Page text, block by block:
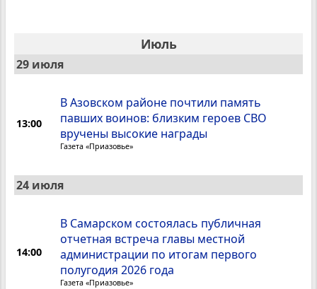
Июль
29 июля
13:00
В Азовском районе почтили память
павших воинов: близким героев СВО
вручены высокие награды
Газета «Приазовье»
24 июля
14:00
В Самарском состоялась публичная
отчетная встреча главы местной
администрации по итогам первого
полугодия 2026 года
Газета «Приазовье»